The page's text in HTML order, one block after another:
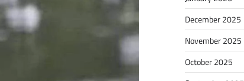
December 2025
November 2025
October 2025